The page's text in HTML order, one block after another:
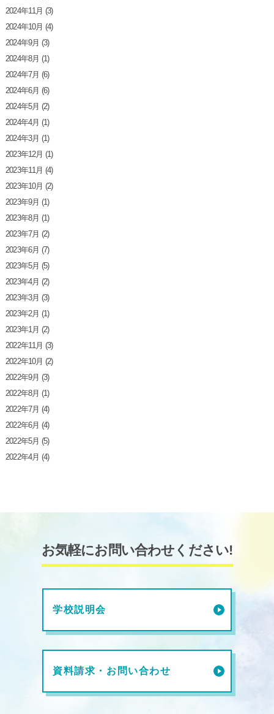
2024年11月 (3)
2024年10月 (4)
2024年9月 (3)
2024年8月 (1)
2024年7月 (6)
2024年6月 (6)
2024年5月 (2)
2024年4月 (1)
2024年3月 (1)
2023年12月 (1)
2023年11月 (4)
2023年10月 (2)
2023年9月 (1)
2023年8月 (1)
2023年7月 (2)
2023年6月 (7)
2023年5月 (5)
2023年4月 (2)
2023年3月 (3)
2023年2月 (1)
2023年1月 (2)
2022年11月 (3)
2022年10月 (2)
2022年9月 (3)
2022年8月 (1)
2022年7月 (4)
2022年6月 (4)
2022年5月 (5)
2022年4月 (4)
お気軽にお問い合わせください!
学校説明会
資料請求・お問い合わせ